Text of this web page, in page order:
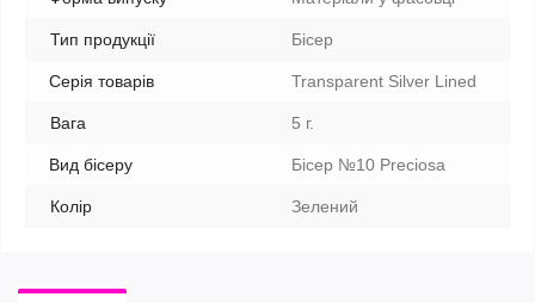
Тип продукції Бісер
Серія товарів Transparent Silver Lined
Вага 5 г.
Вид бісеру Бісер №10 Preciosa
Колір Зелений